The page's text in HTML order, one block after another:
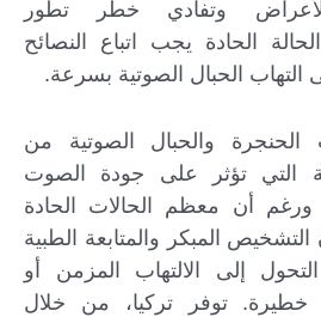
وتفادي خطر تطور
الحادة يجب اتباع النصائح
الحبال الصوتية بسرعة.
الحنجرة والحبال الصوتية من
التي تؤثر على جودة الصوت
ورغم أن معظم الحالات الحادة
التشخيص المبكر والمتابعة الطبية
إلى الالتهاب المزمن أو
توفر تركيا، من خلال